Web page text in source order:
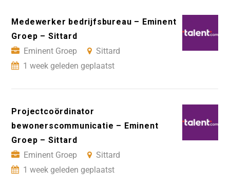
Medewerker bedrijfsbureau – Eminent
Groep – Sittard
Eminent Groep
Sittard
1 week geleden geplaatst
Projectcoördinator
bewonerscommunicatie – Eminent
Groep – Sittard
Eminent Groep
Sittard
1 week geleden geplaatst